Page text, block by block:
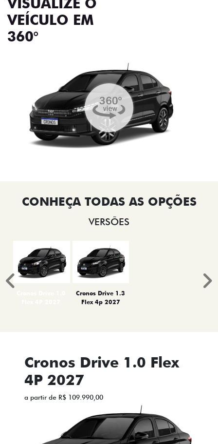
VEÍCULO EM
360°
VERSÕES
Cronos Drive 1.3
Flex 4p 2027
Anterior
Cronos Drive 1.0 Flex
4P 2027
a partir de R$ 109.990,00